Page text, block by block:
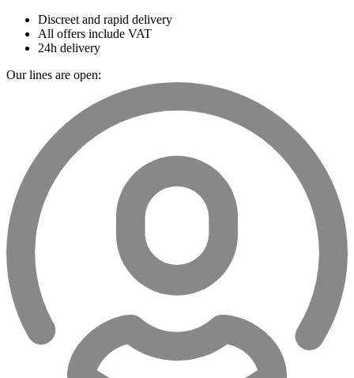
Discreet and rapid delivery
All offers include VAT
24h delivery
Our lines are open: